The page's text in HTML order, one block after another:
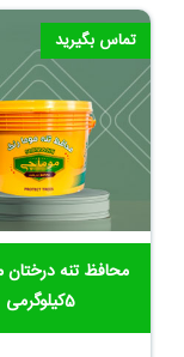
تماس بگیرید
محافظ تنه درختان
5کیلوگرمی